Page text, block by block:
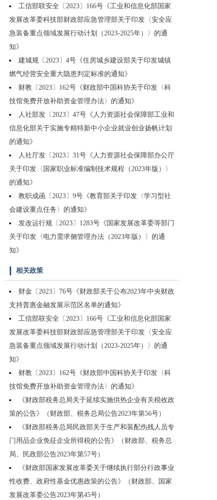
工信部联安全〔2023〕166号《工业和信息化部国家
发展改革委科技部财政部应急管理部关于印发〈安全应
急装备重点领域发展行动计划（2023-2025年）〉的通
知》
建城规〔2023〕4号《住房城乡建设部关于印发城镇
燃气经营安全重大隐患判定标准的通知》
财教〔2023〕162号《财政部中国科协关于印发〈科
技馆免费开放补助资金管理办法〉的通知》
人社部发〔2023〕47号《人力资源社会保障部工业和
信息化部关于实施专精特新中小企业就业创业扬帆计划
的通知》
人社厅发〔2023〕31号《人力资源社会保障部办公厅
关于印发〈国家职业标准编制技术规程（2023年版）〉
的通知》
教职成函〔2023〕9号《教育部关于印发〈学习型社
会建设重点任务〉的通知》
发改运行规〔2023〕1283号《国家发展改革委等部门
关于印发〈电力需求侧管理办法（2023年版）〉的通
知》
相关政策
财金〔2023〕76号《财政部关于公布2023年中央财政
支持普惠金融发展示范区名单的通知》
工信部联安全〔2023〕166号《工业和信息化部国家
发展改革委科技部财政部应急管理部关于印发〈安全应
急装备重点领域发展行动计划（2023-2025年）〉的通
知》
财教〔2023〕162号《财政部中国科协关于印发〈科
技馆免费开放补助资金管理办法〉的通知》
《财政部税务总局关于延续实施供热企业有关税收政
策的公告》（财政部、税务总局公告2023年第56号）
《财政部税务总局民政部关于生产和装配伤残人员专
门用品企业免征企业所得税的公告》（财政部、税务总
局、民政部公告2023年第57号）
《财政部国家发展改革委关于继续执行部分行政事业
性收费、政府性基金优惠政策的公告》（财政部、国家
发展改革委公告2023年第45号）